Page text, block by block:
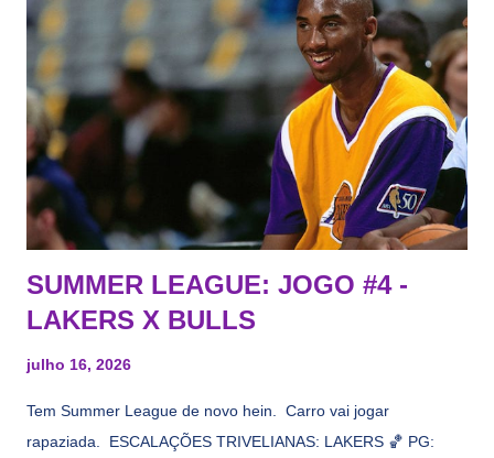
Tas no Telecurso 2000 , É HORA DA REVISÃO! Ah, e quase
todos esses nomes foram linkados ao Lakers. Se de fato há o
interesse, não importa, o nosso compromisso é sempre com a
informação, a veracidade vem depois. E do Lakers hein? Até
agora nada de Ruim Hachaomuro (dizem que Nets tem
interesse) e LeBrão James - esse sendo assediado pelo
Draymond Green enquanto chora pro Cavs contrat...
SUMMER LEAGUE: JOGO #4 -
LAKERS X BULLS
julho 16, 2026
Tem Summer League de novo hein. Carro vai jogar
rapaziada. ESCALAÇÕES TRIVELIANAS: LAKERS 🏀 PG: